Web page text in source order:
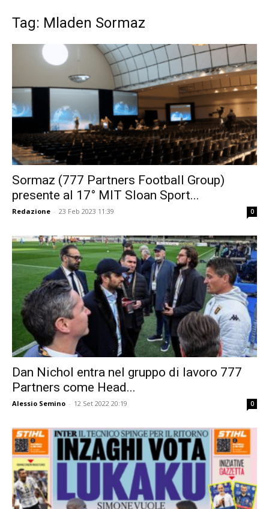
Tag: Mladen Sormaz
Sormaz (777 Partners Football Group)
presente al 17° MIT Sloan Sport...
Redazione - 23 Feb 2023 11:39 0
Dan Nichol entra nel gruppo di lavoro 777
Partners come Head...
Alessio Semino - 12 Set 2022 20:19 0